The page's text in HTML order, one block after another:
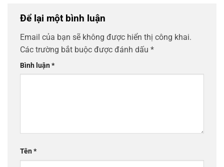
Để lại một bình luận
Email của bạn sẽ không được hiển thị công khai.
Các trường bắt buộc được đánh dấu *
Bình luận*
Tên*